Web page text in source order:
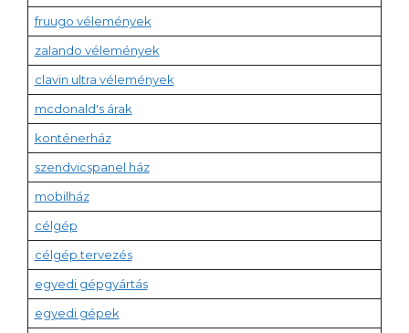
fruugo vélemények
zalando vélemények
clavin ultra vélemények
mcdonald's árak
konténerház
szendvicspanel ház
mobilház
célgép
célgép tervezés
egyedi gépgyártás
egyedi gépek